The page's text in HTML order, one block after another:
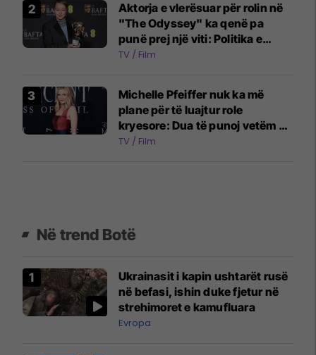
Aktorja e vlerësuar për rolin në
"The Odyssey" ka qenë pa
punë prej një viti: Politika e
industrisë ka ndryshuar
TV / Film
Michelle Pfeiffer nuk ka më
plane për të luajtur role
kryesore: Dua të punoj vetëm në
projekte ansambli
TV / Film
Në trend Botë
Ukrainasit i kapin ushtarët rusë
në befasi, ishin duke fjetur në
strehimoret e kamufluara
Evropa